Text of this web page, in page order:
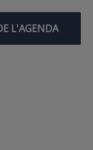
L'AGENDA